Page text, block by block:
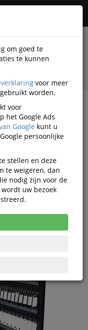
80 haken
zieprijsoverzicht
om goed te
te kunnen
voor meer
worden.
voor
het Google Ads
Google kunt u
persoonlijke
stellen en deze
te weigeren, dan
nodig zijn voor de
uw bezoek